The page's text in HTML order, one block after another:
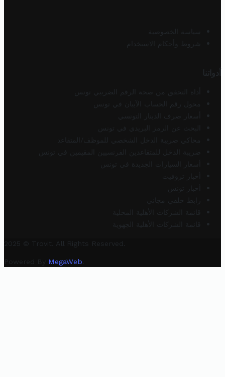
سياسة الخصوصية
شروط وأحكام الاستخدام
أدواتنا
أداة التحقق من صحة الرقم الضريبي تونس
محول رقم الحساب الآيبان في تونس
أسعار صرف الدينار التونسي
البحث عن الرمز البريدي في تونس
محاكي ضريبة الدخل الشخصي للموظف/المتقاعد
ضريبة الدخل للمتقاعدين الفرنسيين المقيمين في تونس
أسعار السيارات الجديدة في تونس
أخبار تروفيت
أخبار تونس
رابط خلفي مجاني
قائمة الشركات الأهلية المحلية
قائمة الشركات الأهلية الجهوية
2025 © Trovit. All Rights Reserved.
Powered By MegaWeb